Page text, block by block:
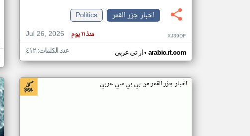
اخبار جزر القمر
Politics
Jul 26, 2026
منذ ١١ يوم XJ39DF
ار تي عربي• arabic.rt.com عدد الكلمات: ٤١٢
اخبار جزر القمر من بي بي سي عربي